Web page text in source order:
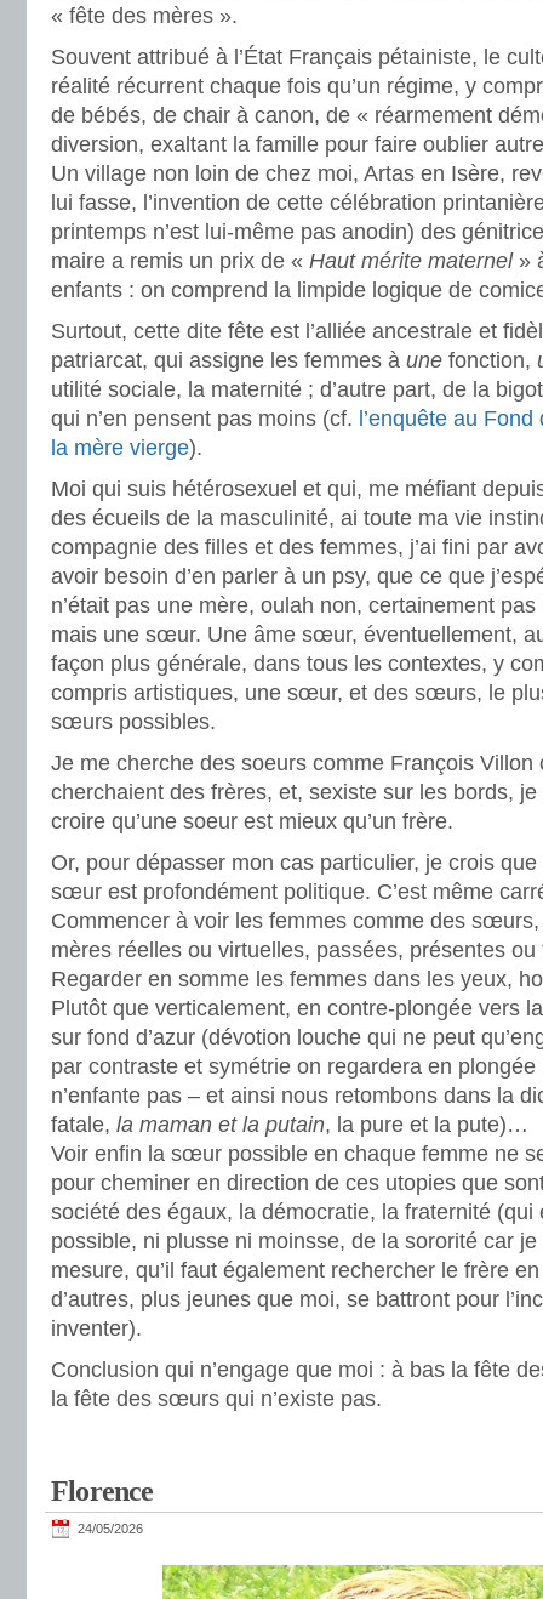
« fête des mères ».
Souvent attribué à l’État Français pétainiste, le
réalité récurrent chaque fois qu’un régime, y
de bébés, de chair à canon, de « réarmement
diversion, exaltant la famille pour faire oublier
Un village non loin de chez moi, Artas en Isère,
lui fasse, l’invention de cette célébration
printemps n’est lui-même pas anodin) des
maire a remis un prix de « Haut mérite maternel»
enfants : on comprend la limpide logique de
Surtout, cette dite fête est l’alliée ancestrale et
patriarcat, qui assigne les femmes à une fonction,
utilité sociale, la maternité ; d’autre part, de la
qui n’en pensent pas moins (cf. l’enquête au
la mère vierge).
Moi qui suis hétérosexuel et qui, me méfiant
des écueils de la masculinité, ai toute ma vie
compagnie des filles et des femmes, j’ai fini par
avoir besoin d’en parler à un psy, que ce que
n’était pas une mère, oulah non, certainement
mais une sœur. Une âme sœur, éventuellement,
façon plus générale, dans tous les contextes, y
compris artistiques, une sœur, et des sœurs, le
sœurs possibles.
Je me cherche des soeurs comme François Villon
cherchaient des frères, et, sexiste sur les bords, je
croire qu’une soeur est mieux qu’un frère.
Or, pour dépasser mon cas particulier, je crois
sœur est profondément politique. C’est même
Commencer à voir les femmes comme des
mères réelles ou virtuelles, passées, présentes
Regarder en somme les femmes dans les yeux,
Plutôt que verticalement, en contre-plongée vers
sur fond d’azur (dévotion louche qui ne peut
par contraste et symétrie on regardera en
n’enfante pas – et ainsi nous retombons dans la
fatale, la maman et la putain, la pure et la pute)…
Voir enfin la sœur possible en chaque femme ne
pour cheminer en direction de ces utopies que
société des égaux, la démocratie, la fraternité (qui
possible, ni plusse ni moinsse, de la sororité car
mesure, qu’il faut également rechercher le frère
d’autres, plus jeunes que moi, se battront pour
inventer).
Conclusion qui n’engage que moi : à bas la fête
la fête des sœurs qui n’existe pas.
Florence
24/05/2026